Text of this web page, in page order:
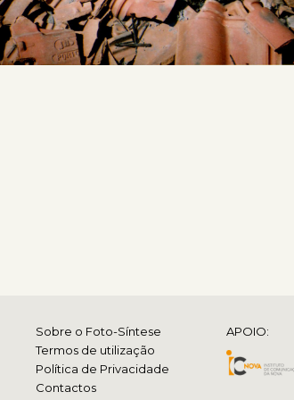
Sobre o Foto-Síntese
Termos de utilização
Política de Privacidade
Contactos
APOIO: